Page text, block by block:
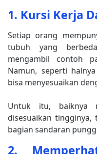
1. Kursi Kerja
Setiap orang
tubuh yang
mengambil contoh
Namun, seperti
bisa menyesuaikan
Untuk itu, baiknya
disesuaikan tingginya,
bagian sandaran
2.